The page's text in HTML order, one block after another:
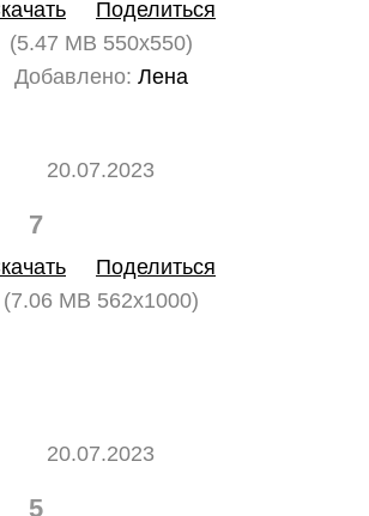
Поделиться
(5.47 MB 550x550)
Добавлено: Лена
20.07.2023
7
Поделиться
(7.06 MB 562x1000)
20.07.2023
5